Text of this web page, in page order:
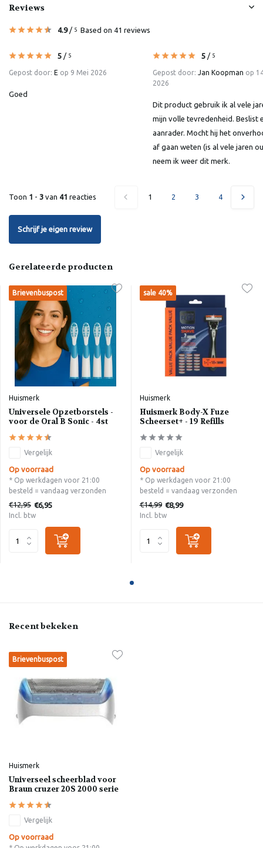
Reviews
4.9/ 5 Based on 41 reviews
5 / 5
Gepost door: E op 9 Mei 2026
Goed
5 / 5
Gepost door: Jan Koopman op
2026
Dit product gebruik ik al vele
mijn volle tevredenheid. Beslist
aanrader. Mocht hij het
af gaan weten (is al vele jaren
neem ik weer dit merk.
Toon 1 - 3 van 41 reacties 1 2 3 4 5
Schrijf je eigen review
Gerelateerde producten
Brievenbuspost
Huismerk
Universele Opzetborstels -
voor de Oral B Sonic - 4st
Vergelijk
Op voorraad
* Op werkdagen voor 21:00
besteld = vandaag verzonden
€12,95 €6,95
Incl. btw
sale 40%
Huismerk
Huismerk Body-X Fuze
Scheerset+ - 19 Refills
Vergelijk
Op voorraad
* Op werkdagen voor 21:00
besteld = vandaag verzonden
€14,99 €8,99
Incl. btw
Recent bekeken
Brievenbuspost
Huismerk
Universeel scheerblad voor
Braun cruzer 20S 2000 serie
Vergelijk
Op voorraad